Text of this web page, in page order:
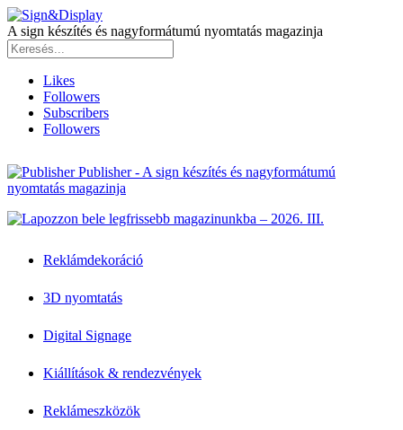
A sign készítés és nagyformátumú nyomtatás magazinja
Likes
Followers
Subscribers
Followers
Publisher - A sign készítés és nagyformátumú
nyomtatás magazinja
Reklámdekoráció
3D nyomtatás
Digital Signage
Kiállítások & rendezvények
Reklámeszközök